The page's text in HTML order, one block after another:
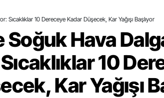
Sıcaklıklar 10 Dereceye Kadar Düşecek, Kar Yağışı Başlıyor
Hava
10
Kar Yağışı